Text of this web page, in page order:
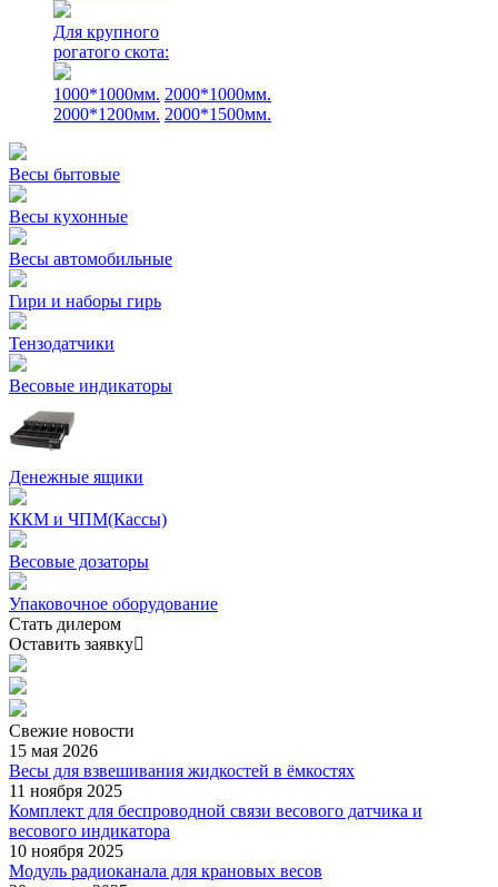
Для крупного
рогатого скота:
1000*1000мм. 2000*1000мм.
2000*1200мм. 2000*1500мм.
Весы бытовые
Весы кухонные
Весы автомобильные
Гири и наборы гирь
Тензодатчики
Весовые индикаторы
Денежные ящики
ККМ и ЧПМ(Кассы)
Весовые дозаторы
Упаковочное оборудование
Стать дилером
Оставить заявку
Свежие новости
15 мая 2026
Весы для взвешивания жидкостей в ёмкостях
11 ноября 2025
Комплект для беспроводной связи весового датчика и
весового индикатора
10 ноября 2025
Модуль радиоканала для крановых весов